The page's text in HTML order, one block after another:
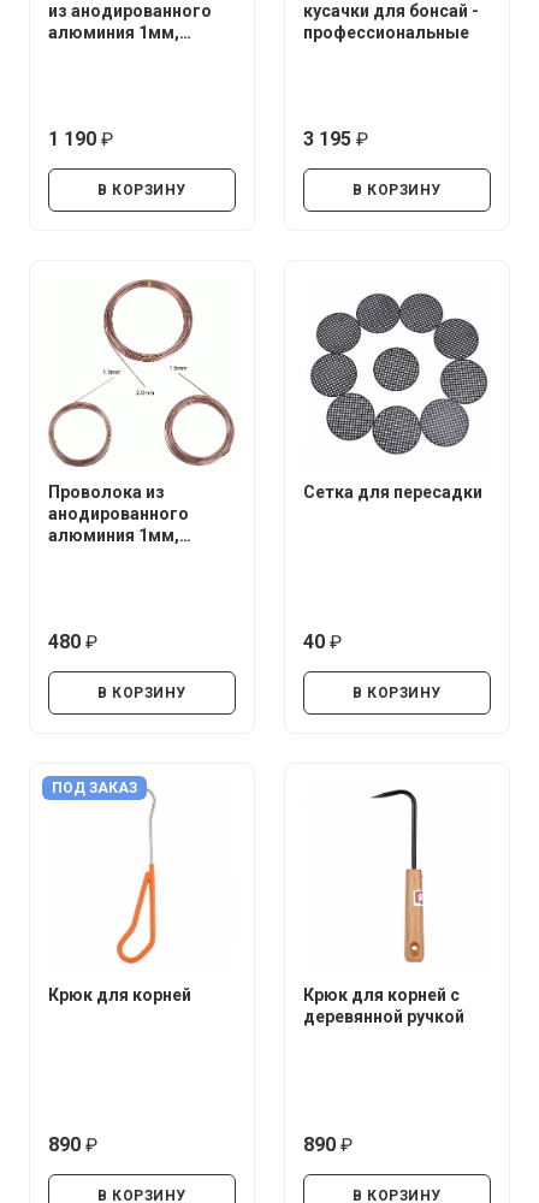
из анодированного
алюминия 1мм,
1 190
В КОРЗИНУ
кусачки для бонсай -
профессиональные
3 195
В КОРЗИНУ
Проволока из
анодированного
алюминия 1мм,
480
В КОРЗИНУ
Сетка для пересадки
40
В КОРЗИНУ
ПОД ЗАКАЗ
Крюк для корней
890
В КОРЗИНУ
Крюк для корней с
деревянной ручкой
890
В КОРЗИНУ